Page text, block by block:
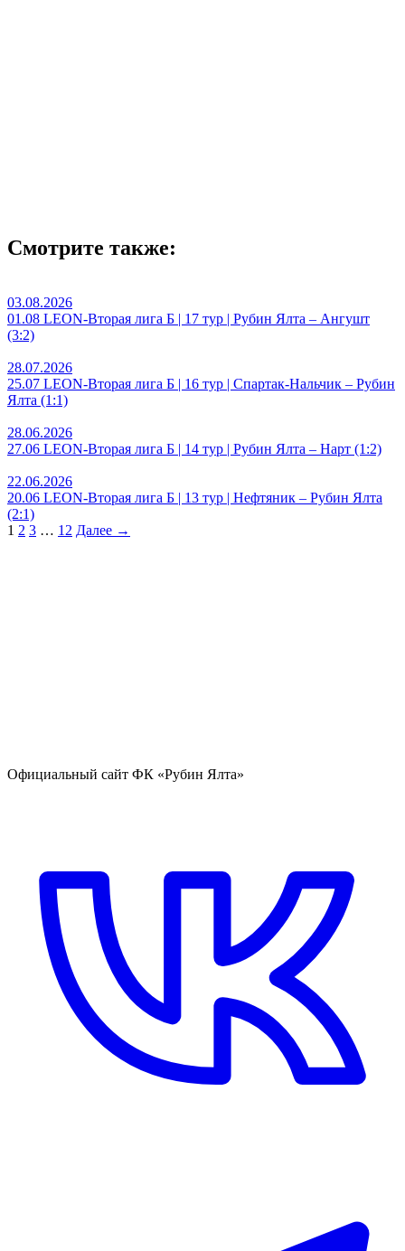
Смотрите также:
03.08.2026
01.08 LEON-Вторая лига Б | 17 тур | Рубин Ялта – Ангушт
(3:2)
28.07.2026
25.07 LEON-Вторая лига Б | 16 тур | Спартак-Нальчик – Рубин
Ялта (1:1)
28.06.2026
27.06 LEON-Вторая лига Б | 14 тур | Рубин Ялта – Нарт (1:2)
22.06.2026
20.06 LEON-Вторая лига Б | 13 тур | Нефтяник – Рубин Ялта
(2:1)
1 2 3 … 12 Далее →
Официальный сайт ФК «Рубин Ялта»